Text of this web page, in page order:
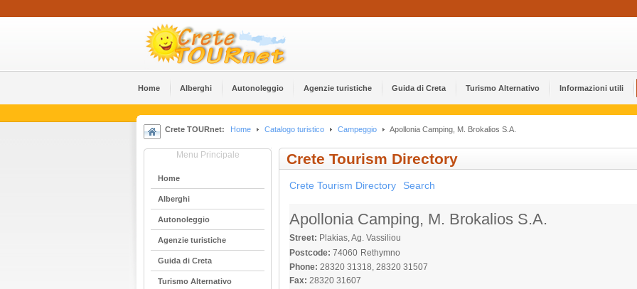
Home Alberghi Αutonoleggio Agenzie turistiche Guida di Creta Turismo Alternativo Informazioni utili
Crete TOURnet: Home Catalogo turistico Campeggio Apollonia Camping, M. Brokalios S.A.
Menu Principale
Home
Alberghi
Αutonoleggio
Agenzie turistiche
Guida di Creta
Turismo Alternativo
Crete Tourism Directory
Crete Tourism Directory Search
Apollonia Camping, M. Brokalios S.A.
Street: Plakias, Ag. Vassiliou
Postcode: 74060 Rethymno
Phone: 28320 31318, 28320 31507
Fax: 28320 31607